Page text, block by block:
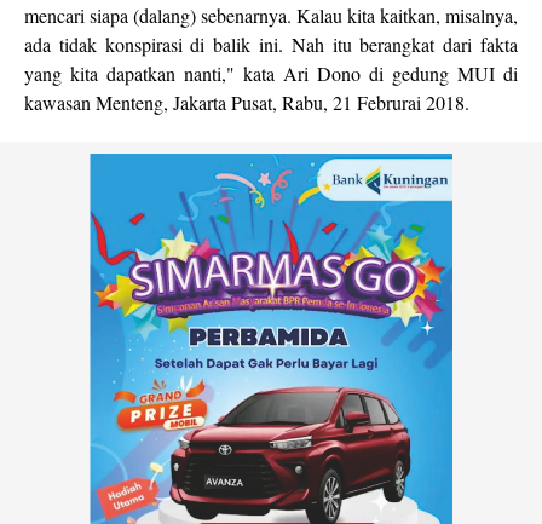
mencari siapa (dalang) sebenarnya. Kalau kita kaitkan, misalnya,
ada tidak konspirasi di balik ini. Nah itu berangkat dari fakta
yang kita dapatkan nanti," kata Ari Dono di gedung MUI di
kawasan Menteng, Jakarta Pusat, Rabu, 21 Februrai 2018.